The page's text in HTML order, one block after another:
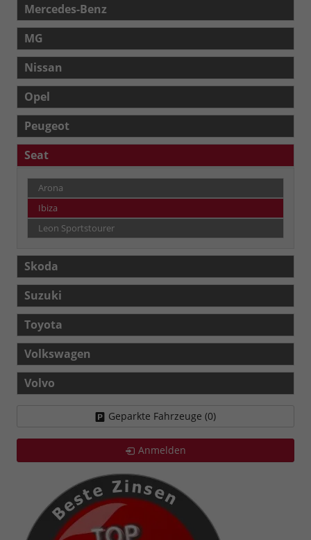
Mercedes-Benz
MG
Nissan
Opel
Peugeot
Seat
Arona
Ibiza
Leon Sportstourer
Skoda
Suzuki
Toyota
Volkswagen
Volvo
Geparkte Fahrzeuge (0)
Anmelden